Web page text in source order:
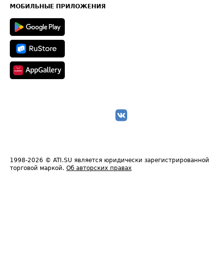
Техническая информация
МОБИЛЬНЫЕ ПРИЛОЖЕНИЯ
1998-2026 © ATI.SU является юридически зарегистрированной
торговой маркой. Об авторских правах